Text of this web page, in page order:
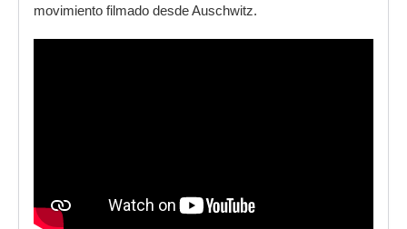
movimiento filmado desde Auschwitz.